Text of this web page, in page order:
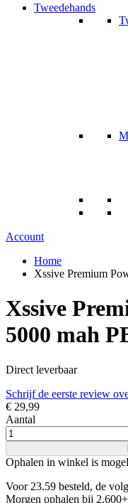
Tweedehands
Account
Home
Xssive Premium
Xssive
5000 mah
Direct leverbaar
Schrijf de eerste review
€ 29,99
Aantal
Ophalen in winkel is
Voor 23.59 besteld, de
Morgen ophalen bij